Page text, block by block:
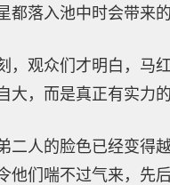
都落入池中时会带来的
，观众们才明白，马
大，而是真正有实力的
二人的脸色已经变得
他们喘不过气来，先